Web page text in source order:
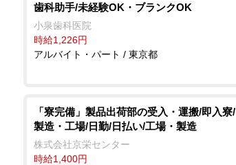
歯科助手/未経験OK・ブランクOK
小泉歯科医院
時給1,226円
アルバイト・パート / 東京都
「寮完備」製品出荷部の受入・運搬/即入寮/
製造・工場/日勤/日払い/工場・製造
株式会社京栄センター
時給1,400円